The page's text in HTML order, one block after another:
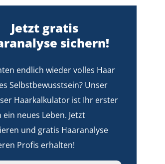
Jetzt gratis
sichern!
endlich wieder volles Haar
Selbstbewusstsein? Unser
Haarkalkulator ist Ihr erster
neues Leben. Jetzt
und gratis Haaranalyse
Profis erhalten!